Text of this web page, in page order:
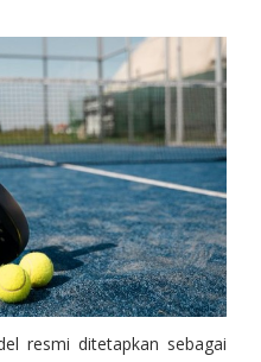
resmi ditetapkan sebagai